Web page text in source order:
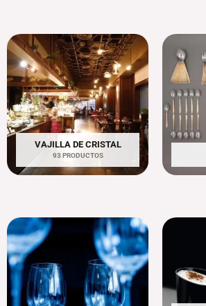
VAJILLA DE CRISTAL
93 PRODUCTOS